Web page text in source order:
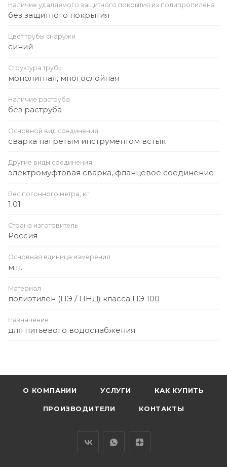
Наличие удаляемого защитного покрытия из полипропилена
без защитного покрытия
Цвет трубы снаружи
синий
Структура трубы
монолитная, многослойная
Наличие раструба
без раструба
Основной вид соединения
сварка нагретым инструментом встык
Другие виды соединения
электромуфтовая сварка, фланцевое соединение
Вес погонного метра, кг
1.01
Страна изготовитель
Россия
Основная единица измерения
м.п.
Материал
полиэтилен (ПЭ / ПНД) класса ПЭ 100
Назначение
для питьевого водоснабжения
О КОМПАНИИ УСЛУГИ КАК КУПИТЬ
ПРОИЗВОДИТЕЛИ КОНТАКТЫ